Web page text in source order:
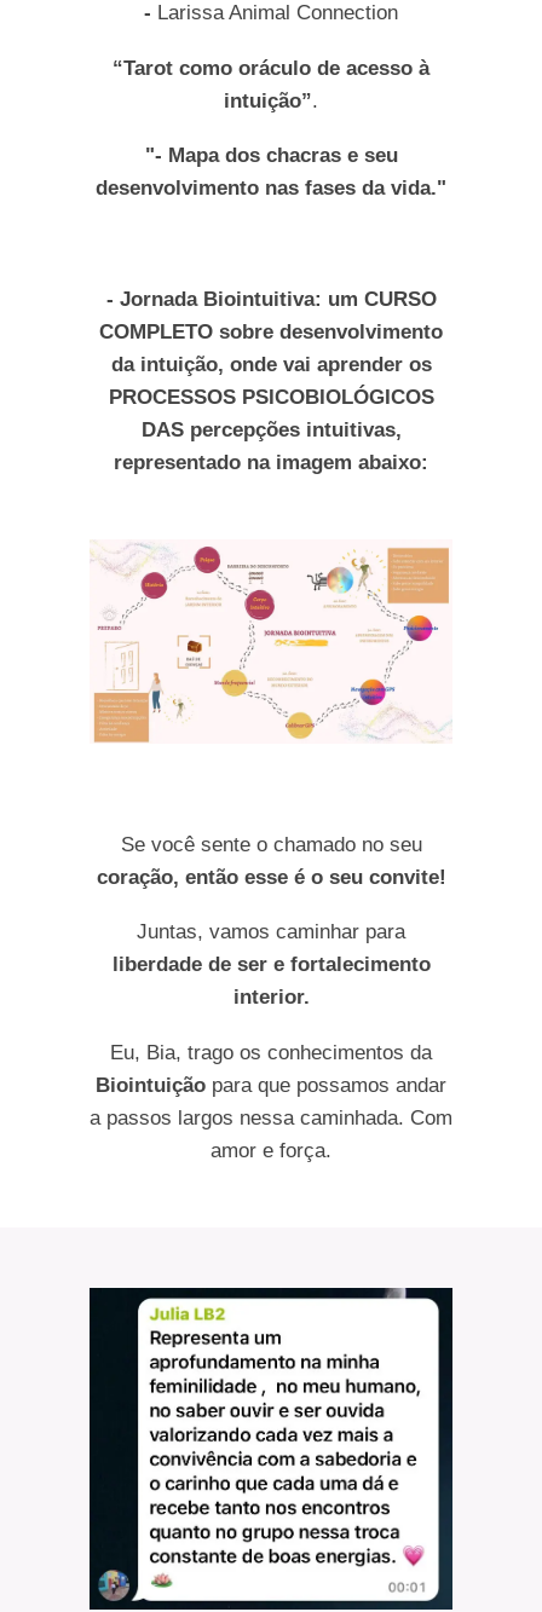
- Larissa Animal Connection
“Tarot como oráculo de acesso à
intuição”.
"- Mapa dos chacras e seu
desenvolvimento nas fases da vida."
- Jornada Biointuitiva: um CURSO
COMPLETO sobre desenvolvimento
da intuição, onde vai aprender os
PROCESSOS PSICOBIOLÓGICOS
DAS percepções intuitivas,
representado na imagem abaixo:
Se você sente o chamado no seu
coração, então esse é o seu convite!
Juntas, vamos caminhar para
liberdade de ser e fortalecimento
interior.
Eu, Bia, trago os conhecimentos da
Biointuição para que possamos andar
a passos largos nessa caminhada. Com
amor e força.